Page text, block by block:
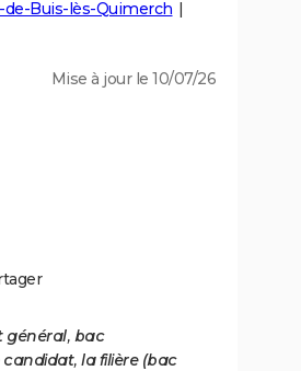
de-Buis-lès-Quimerch
Mise à jour le 10/07/26
général, bac
la filière (bac